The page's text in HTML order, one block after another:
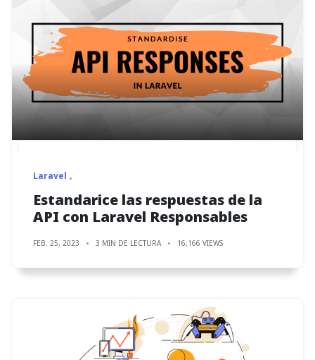
Laravel
Estandarice las respuestas de la
API con Laravel Responsables
FEB. 25, 2023 3 MIN DE LECTURA 16,166 VIEWS